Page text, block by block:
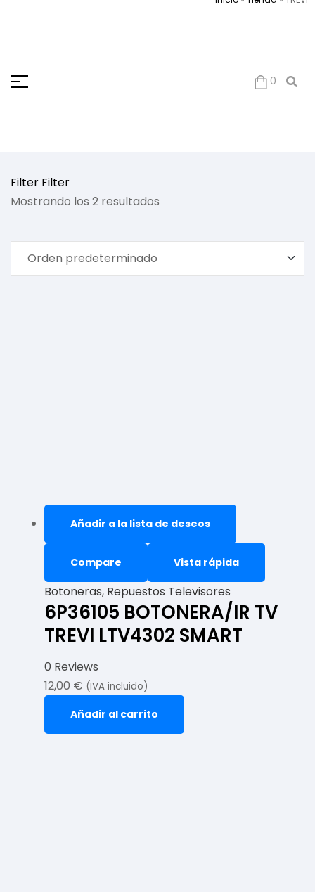
0
Filter Filter
Mostrando los 2 resultados
Añadir a la lista de deseos
Compare Vista rápida
Botoneras, Repuestos Televisores
6P36105 BOTONERA/IR TV
TREVI LTV4302 SMART
0 Reviews
12,00 € (IVA incluido)
Añadir al carrito